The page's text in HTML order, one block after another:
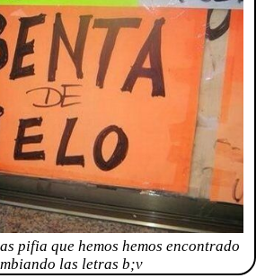
pifia que hemos hemos encontrado
las letras b;v